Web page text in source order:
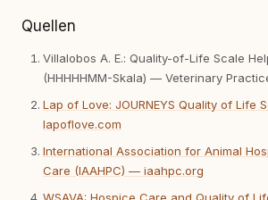
Quellen
Villalobos A. E.: Quality-of-Life Scale
(HHHHHMM-Skala) — Veterinary
Lap of Love: JOURNEYS Quality of Life
lapoflove.com
International Association for Animal
Care (IAAHPC) — iaahpc.org